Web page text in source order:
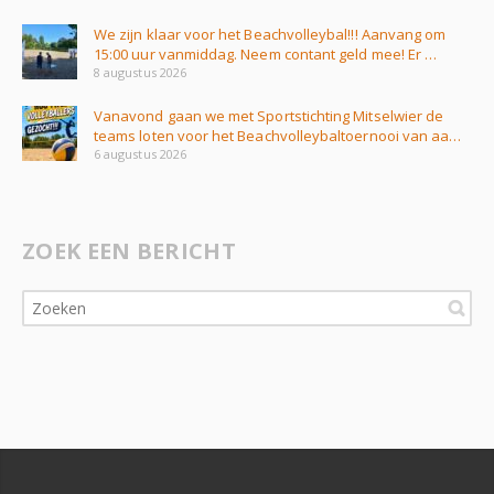
We zijn klaar voor het Beachvolleybal!!! Aanvang om
15:00 uur vanmiddag. Neem contant geld mee! Er …
8 augustus 2026
Vanavond gaan we met Sportstichting Mitselwier de
teams loten voor het Beachvolleybaltoernooi van aa…
6 augustus 2026
ZOEK EEN BERICHT